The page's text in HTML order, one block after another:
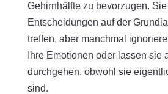
Gehirnhälfte zu bevorzugen.
Entscheidungen auf der
treffen, aber manchmal
Ihre Emotionen oder lassen sie
durchgehen, obwohl sie
sind.